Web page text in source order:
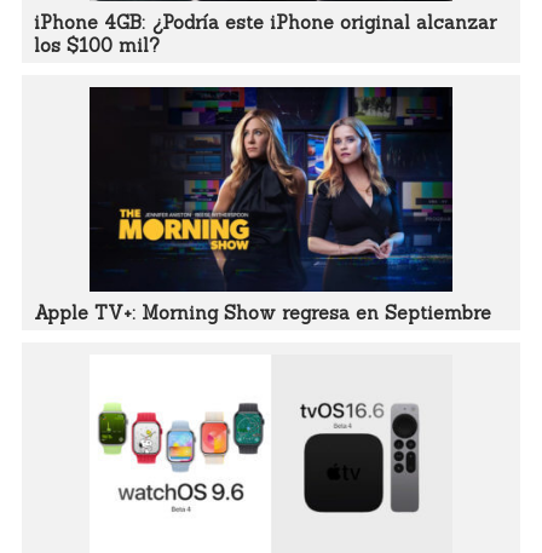
iPhone 4GB: ¿Podría este iPhone original alcanzar
los $100 mil?
Apple TV+: Morning Show regresa en Septiembre